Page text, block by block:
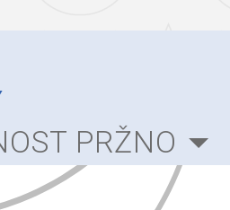
PRŽNO